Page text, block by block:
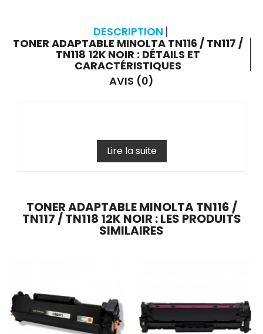
DESCRIPTION
TONER ADAPTABLE MINOLTA TN116 / TN117 /
TN118 12K NOIR : DÉTAILS ET
CARACTÉRISTIQUES
AVIS (0)
Lire la suite
TONER ADAPTABLE MINOLTA TN116 /
TN117 / TN118 12K NOIR : LES PRODUITS
SIMILAIRES